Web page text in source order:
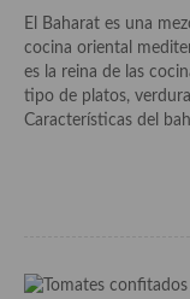
El Baharat es una
cocina oriental
es la reina de las
tipo de platos,
Características del